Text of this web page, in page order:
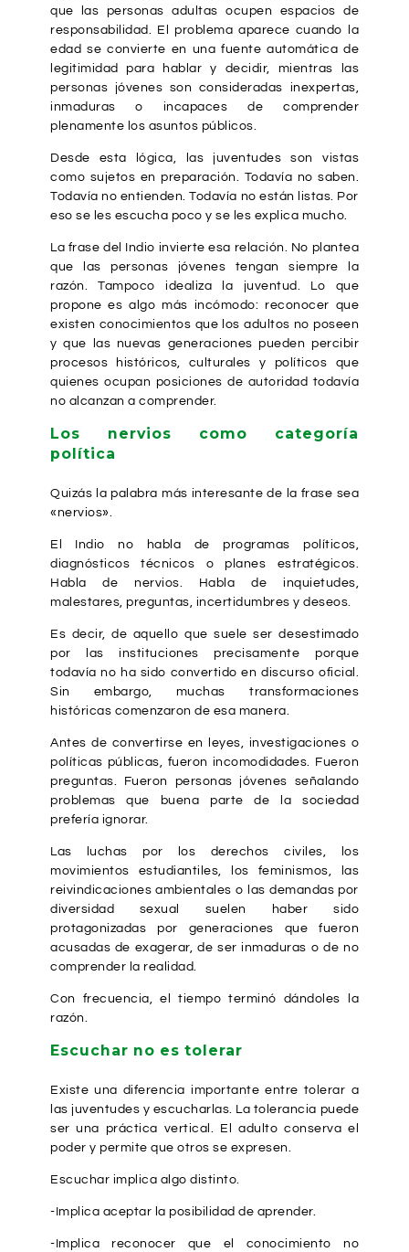
que las personas adultas ocupen espacios de
responsabilidad. El problema aparece cuando la
edad se convierte en una fuente automática de
legitimidad para hablar y decidir, mientras las
personas jóvenes son consideradas inexpertas,
inmaduras o incapaces de comprender
plenamente los asuntos públicos.
Desde esta lógica, las juventudes son vistas
como sujetos en preparación. Todavía no saben.
Todavía no entienden. Todavía no están listas. Por
eso se les escucha poco y se les explica mucho.
La frase del Indio invierte esa relación. No plantea
que las personas jóvenes tengan siempre la
razón. Tampoco idealiza la juventud. Lo que
propone es algo más incómodo: reconocer que
existen conocimientos que los adultos no poseen
y que las nuevas generaciones pueden percibir
procesos históricos, culturales y políticos que
quienes ocupan posiciones de autoridad todavía
no alcanzan a comprender.
Los nervios como categoría
política
Quizás la palabra más interesante de la frase sea
«nervios».
El Indio no habla de programas políticos,
diagnósticos técnicos o planes estratégicos.
Habla de nervios. Habla de inquietudes,
malestares, preguntas, incertidumbres y deseos.
Es decir, de aquello que suele ser desestimado
por las instituciones precisamente porque
todavía no ha sido convertido en discurso oficial.
Sin embargo, muchas transformaciones
históricas comenzaron de esa manera.
Antes de convertirse en leyes, investigaciones o
políticas públicas, fueron incomodidades. Fueron
preguntas. Fueron personas jóvenes señalando
problemas que buena parte de la sociedad
prefería ignorar.
Las luchas por los derechos civiles, los
movimientos estudiantiles, los feminismos, las
reivindicaciones ambientales o las demandas por
diversidad sexual suelen haber sido
protagonizadas por generaciones que fueron
acusadas de exagerar, de ser inmaduras o de no
comprender la realidad.
Con frecuencia, el tiempo terminó dándoles la
razón.
Escuchar no es tolerar
Existe una diferencia importante entre tolerar a
las juventudes y escucharlas. La tolerancia puede
ser una práctica vertical. El adulto conserva el
poder y permite que otros se expresen.
Escuchar implica algo distinto.
-Implica aceptar la posibilidad de aprender.
-Implica reconocer que el conocimiento no